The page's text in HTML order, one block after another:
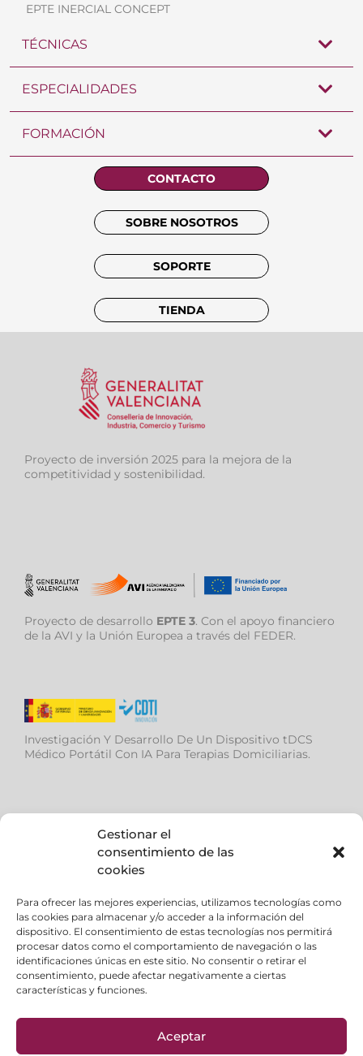
Gestionar el
consentimiento de las
cookies
Para ofrecer las mejores experiencias, utilizamos tecnologías como
las cookies para almacenar y/o acceder a la información del
dispositivo. El consentimiento de estas tecnologías nos permitirá
procesar datos como el comportamiento de navegación o las
identificaciones únicas en este sitio. No consentir o retirar el
consentimiento, puede afectar negativamente a ciertas
características y funciones.
Aceptar
EPTE INERCIAL CONCEPT
TÉCNICAS
ESPECIALIDADES
FORMACIÓN
CONTACTO
SOBRE NOSOTROS
SOPORTE
TIENDA
Proyecto de inversión 2025 para la mejora de la
competitividad y sostenibilidad.
Proyecto de desarrollo EPTE 3. Con el apoyo financiero
de la AVI y la Unión Europea a través del FEDER.
Investigación Y Desarrollo De Un Dispositivo tDCS
Médico Portátil Con IA Para Terapias Domiciliarias.
Ayuda de la (AVI), para desarrollar el proyecto IMS –
diagnóstico mediante EEG e Inteligencia Artificial.
Formas de Pago